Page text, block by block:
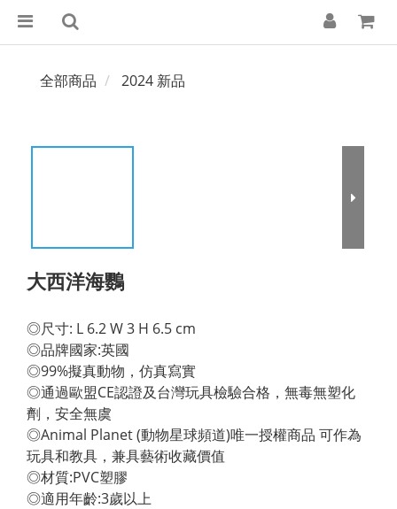
全部商品 2024 新品
大西洋海鸚
◎尺寸: L 6.2 W 3 H 6.5 cm
◎品牌國家:英國
◎99%擬真動物，仿真寫實
◎通過歐盟CE認證及台灣玩具檢驗合格，無毒無塑化
劑，安全無虞
◎Animal Planet (動物星球頻道)唯一授權商品 可作為
玩具和教具，兼具藝術收藏價值
◎材質:PVC塑膠
◎適用年齡:3歲以上